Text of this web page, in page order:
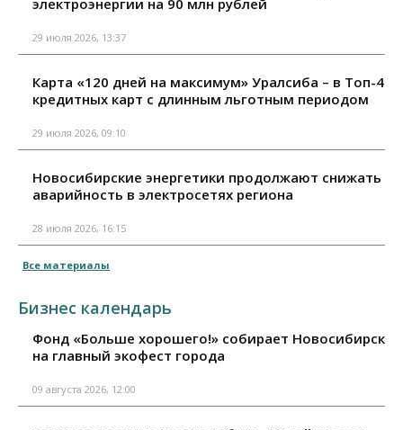
электроэнергии на 90 млн рублей
29 июля 2026, 13:37
Карта «120 дней на максимум» Уралсиба – в Топ-4
кредитных карт с длинным льготным периодом
29 июля 2026, 09:10
Новосибирские энергетики продолжают снижать
аварийность в электросетях региона
28 июля 2026, 16:15
Все материалы
Бизнес календарь
Фонд «Больше хорошего!» собирает Новосибирск
на главный экофест города
09 августа 2026, 12:00